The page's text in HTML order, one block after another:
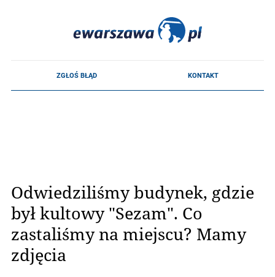
Odwiedziliśmy budynek, gdzie
był kultowy "Sezam". Co
zastaliśmy na miejscu? Mamy
zdjęcia